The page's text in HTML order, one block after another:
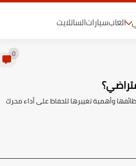
العابسياراتالساتلايت
0
وأهمية تغييرها للحفاظ على أداء محرك